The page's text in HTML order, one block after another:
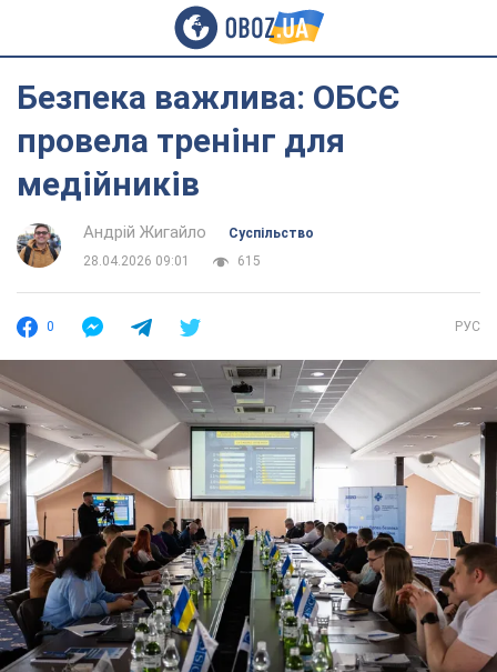
Безпека важлива: ОБСЄ
провела тренінг для
медійників
Андрій Жигайло
Суспільство
28.04.2026 09:01
615
0 РУС